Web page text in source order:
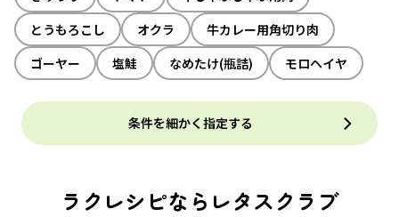
とうもろこし
オクラ
牛カレー用角切り肉
ゴーヤー
塩鮭 なめたけ(瓶詰) モロヘイヤ
条件を細かく指定する
ラクレシピならレタスクラブ